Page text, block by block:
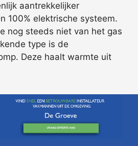
aantrekkelijker
100% elektrische systeem.
nog steeds niet van het gas
type is de
Deze haalt warmte uit